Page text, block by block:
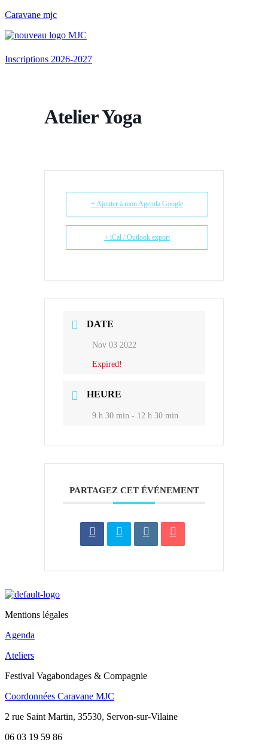
Caravane mjc
Inscriptions 2026-2027
Atelier Yoga
+ Ajouter à mon Agenda Google
+ iCal / Outlook export
DATE
Nov 03 2022
Expired!
HEURE
9 h 30 min - 12 h 30 min
PARTAGEZ CET ÉVÉNEMENT
Mentions légales
Agenda
Ateliers
Festival Vagabondages & Compagnie
Coordonnées Caravane MJC
2 rue Saint Martin, 35530, Servon-sur-Vilaine
06 03 19 59 86